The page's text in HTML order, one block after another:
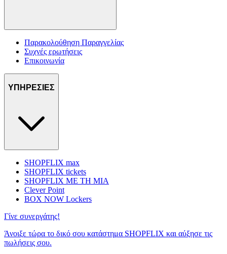
Παρακολούθηση Παραγγελίας
Συχνές ερωτήσεις
Επικοινωνία
ΥΠΗΡΕΣΙΕΣ
SHOPFLIX max
SHOPFLIX tickets
SHOPFLIX ΜΕ ΤΗ ΜΙΑ
Clever Point
BOX NOW Lockers
Γίνε συνεργάτης!
Άνοιξε τώρα το δικό σου κατάστημα SHOPFLIX και αύξησε τις
πωλήσεις σου.